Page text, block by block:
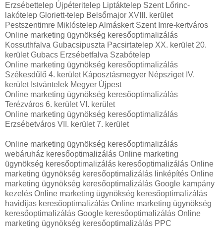
Erzsébettelep Újpéteritelep Liptáktelep Szent Lőrinc-
lakótelep Gloriett-telep Belsőmajor XVIII. kerület
Pestszentimre Miklóstelep Almáskert Szent Imre-kertváros
Online marketing ügynökség keresőoptimalizálás
Kossuthfalva Gubacsipuszta Pacsirtatelep XX. kerület 20.
kerület Gubacs Erzsébetfalva Szabótelep
Online marketing ügynökség keresőoptimalizálás
Székesdűlő 4. kerület Káposztásmegyer Népsziget IV.
kerület Istvántelek Megyer Újpest
Online marketing ügynökség keresőoptimalizálás
Terézváros 6. kerület VI. kerület
Online marketing ügynökség keresőoptimalizálás
Erzsébetváros VII. kerület 7. kerület
Online marketing ügynökség keresőoptimalizálás
webáruház keresőoptimalizálás Online marketing
ügynökség keresőoptimalizálás keresőoptimalizálás Online
marketing ügynökség keresőoptimalizálás linképítés Online
marketing ügynökség keresőoptimalizálás Google kampány
kezelés Online marketing ügynökség keresőoptimalizálás
havidíjas keresőoptimalizálás Online marketing ügynökség
keresőoptimalizálás Google keresőoptimalizálás Online
marketing ügynökség keresőoptimalizálás PPC